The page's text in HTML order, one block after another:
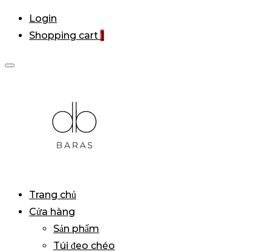
Login
Shopping cart 1
VIETNAM
Primary
Menu
Trang chủ
Cửa hàng
Sản phẩm
Túi đeo chéo